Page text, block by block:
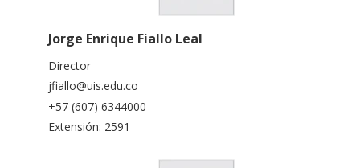
Jorge Enrique Fiallo Leal
Director
jfiallo@uis.edu.co
+57 (607) 6344000
Extensión: 2591